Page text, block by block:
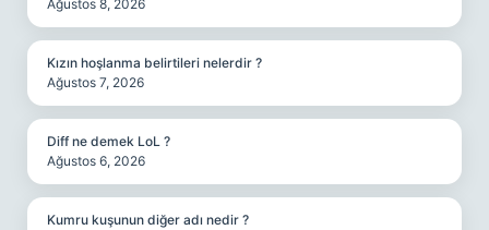
Ağustos 8, 2026
Kızın hoşlanma belirtileri nelerdir ?
Ağustos 7, 2026
Diff ne demek LoL ?
Ağustos 6, 2026
Kumru kuşunun diğer adı nedir ?